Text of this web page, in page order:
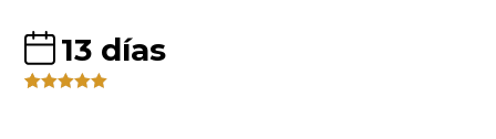
13 días